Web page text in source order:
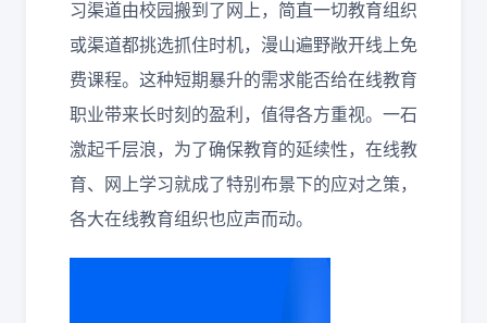
习渠道由校园搬到了网上，简直一切教育组织
或渠道都挑选抓住时机，漫山遍野敞开线上免
费课程。这种短期暴升的需求能否给在线教育
职业带来长时刻的盈利，值得各方重视。一石
激起千层浪，为了确保教育的延续性，在线教
育、网上学习就成了特别布景下的应对之策，
各大在线教育组织也应声而动。